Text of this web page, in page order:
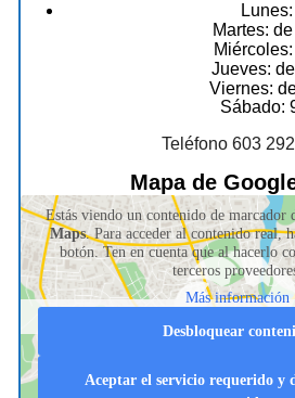
Martes:
Jueves:
Viernes:
Sábado:
Teléfono 603
Mapa de
Estás viendo un contenido de marcador
Maps. Para acceder al contenido real,
botón. Ten en cuenta que al hacerlo
terceros
Más información
Desbloquear
Aceptar el servicio requerido y